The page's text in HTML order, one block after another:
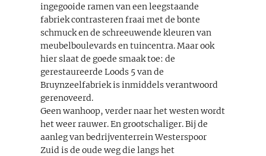
ingegooide ramen van een leegstaande
fabriek contrasteren fraai met de bonte
schmuck en de schreeuwende kleuren van
meubelboulevards en tuincentra. Maar ook
hier slaat de goede smaak toe: de
gerestaureerde Loods 5 van de
Bruynzeelfabriek is inmiddels verantwoord
gerenoveerd.
Geen wanhoop, verder naar het westen wordt
het weer rauwer. En grootschaliger. Bij de
aanleg van bedrijventerrein Westerspoor
Zuid is de oude weg die langs het